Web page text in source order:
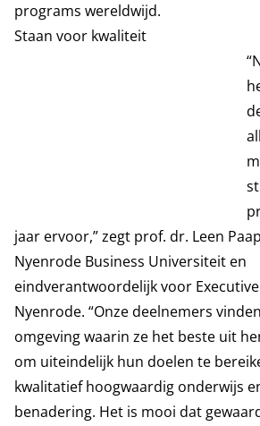
programs wereldwijd.
Staan voor kwaliteit
jaar ervoor,” zegt prof. dr. Leen
Nyenrode Business Universiteit en
eindverantwoordelijk voor
Nyenrode. “Onze deelnemers
omgeving waarin ze het beste uit
om uiteindelijk hun doelen te
kwalitatief hoogwaardig onderwijs
benadering. Het is mooi dat